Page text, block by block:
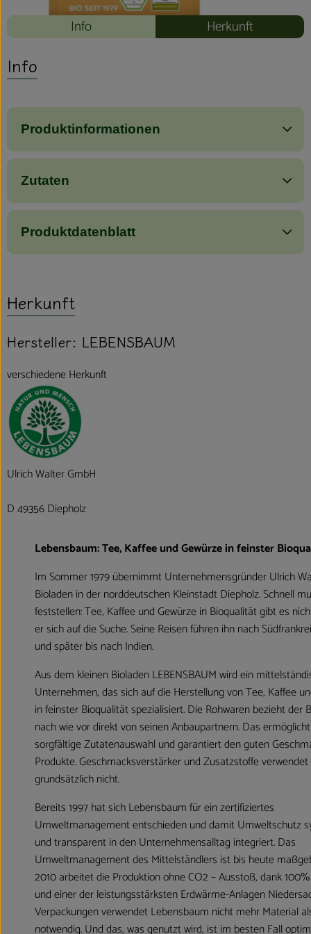
Info Herkunft
Info
Produktinformationen
Zutaten
Produktdatenblatt
Herkunft
Hersteller: LEBENSBAUM
verschiedene Herkunft
Ulrich Walter GmbH
D 49356 Diepholz
Lebensbaum: Tee, Kaffee und Gewürze in feinster
Im Sommer 1979 übernimmt Unternehmensgründer Ulrich
Bioladen in der norddeutschen Kleinstadt Diepholz. Schnell
feststellen: Tee, Kaffee und Gewürze in Bioqualität gibt es
er sich auf die Suche. Seine Reisen führen ihn nach
und später bis nach Indien.
Aus dem kleinen Bioladen LEBENSBAUM wird ein
Unternehmen, das sich auf die Herstellung von Tee, Kaffee
in feinster Bioqualität spezialisiert. Die Rohwaren bezieht der
nach wie vor direkt von seinen Anbaupartnern. Das
sorgfältige Zutatenauswahl und garantiert den guten
Produkte. Geschmacksverstärker und Zusatzstoffe
grundsätzlich nicht.
Bereits 1997 hat sich Lebensbaum für ein zertifiziertes
Umweltmanagement entschieden und damit Umweltschutz
und transparent in den Unternehmensalltag integriert. Das
Umweltmanagement des Mittelständlers ist bis heute
2010 arbeitet die Produktion ohne CO2 – Ausstoß, dank
und einer der leistungsstärksten Erdwärme-Anlagen
Verpackungen verwendet Lebensbaum nicht mehr Material
notwendig. Und das, was genutzt wird, ist im besten Fall